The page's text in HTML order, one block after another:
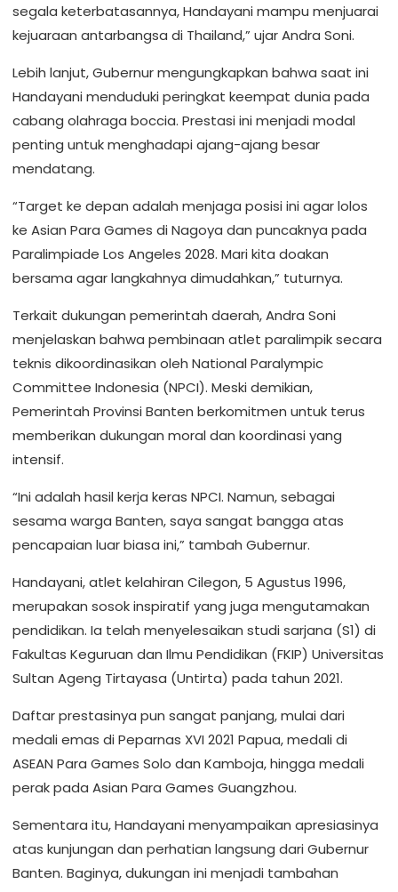
segala keterbatasannya, Handayani mampu menjuarai
kejuaraan antarbangsa di Thailand,” ujar Andra Soni.
Lebih lanjut, Gubernur mengungkapkan bahwa saat ini
Handayani menduduki peringkat keempat dunia pada
cabang olahraga boccia. Prestasi ini menjadi modal
penting untuk menghadapi ajang-ajang besar
mendatang.
“Target ke depan adalah menjaga posisi ini agar lolos
ke Asian Para Games di Nagoya dan puncaknya pada
Paralimpiade Los Angeles 2028. Mari kita doakan
bersama agar langkahnya dimudahkan,” tuturnya.
Terkait dukungan pemerintah daerah, Andra Soni
menjelaskan bahwa pembinaan atlet paralimpik secara
teknis dikoordinasikan oleh National Paralympic
Committee Indonesia (NPCI). Meski demikian,
Pemerintah Provinsi Banten berkomitmen untuk terus
memberikan dukungan moral dan koordinasi yang
intensif.
“Ini adalah hasil kerja keras NPCI. Namun, sebagai
sesama warga Banten, saya sangat bangga atas
pencapaian luar biasa ini,” tambah Gubernur.
Handayani, atlet kelahiran Cilegon, 5 Agustus 1996,
merupakan sosok inspiratif yang juga mengutamakan
pendidikan. Ia telah menyelesaikan studi sarjana (S1) di
Fakultas Keguruan dan Ilmu Pendidikan (FKIP) Universitas
Sultan Ageng Tirtayasa (Untirta) pada tahun 2021.
Daftar prestasinya pun sangat panjang, mulai dari
medali emas di Peparnas XVI 2021 Papua, medali di
ASEAN Para Games Solo dan Kamboja, hingga medali
perak pada Asian Para Games Guangzhou.
Sementara itu, Handayani menyampaikan apresiasinya
atas kunjungan dan perhatian langsung dari Gubernur
Banten. Baginya, dukungan ini menjadi tambahan